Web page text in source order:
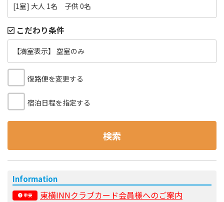
[1室] 大人 1名 子供 0名
こだわり条件
【満室表示】 空室のみ
復路便を変更する
宿泊日程を指定する
検索
Information
重要 東横INNクラブカード会員様へのご案内